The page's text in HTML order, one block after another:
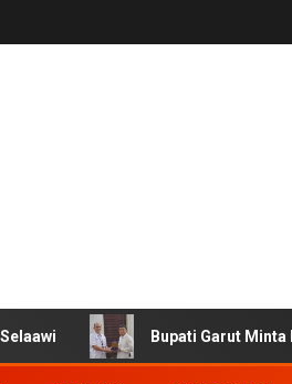
Bupati Garut Minta